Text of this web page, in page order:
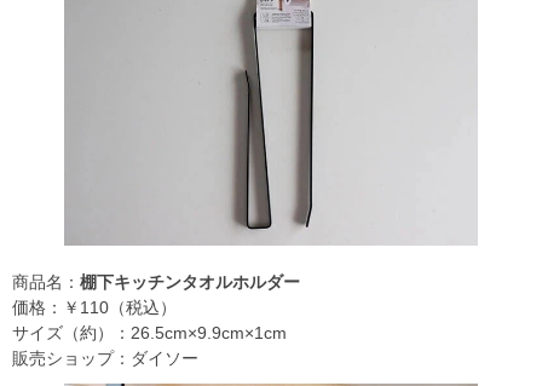
商品名： 棚下キッチンタオルホルダー
価格：￥110（税込）
サイズ（約）：26.5cm×9.9cm×1cm
販売ショップ：ダイソー